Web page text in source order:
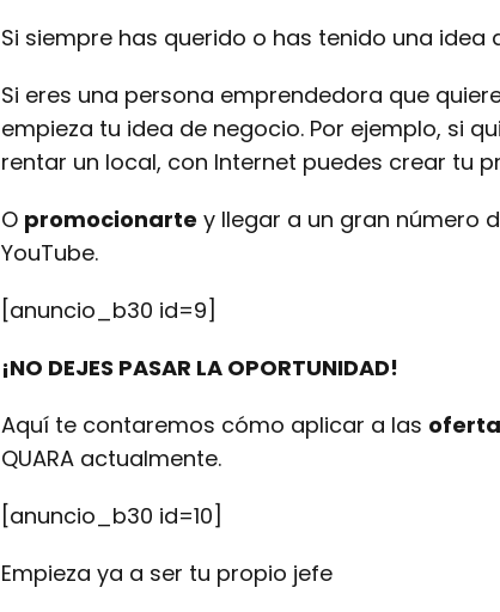
Si siempre has querido o has tenido una
Si eres una persona emprendedora que
empieza tu idea de negocio. Por ejemplo, si
rentar un local, con Internet puedes crear tu
O promocionarte y llegar a un gran número
YouTube.
[anuncio_b30 id=9]
¡NO DEJES PASAR LA OPORTUNIDAD!
Aquí te contaremos cómo aplicar a las
QUARA actualmente.
[anuncio_b30 id=10]
Empieza ya a ser tu propio jefe